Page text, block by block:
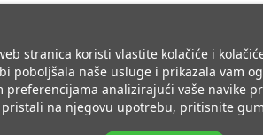
stranica koristi vlastite kolačiće i
poboljšala naše usluge i prikazala vam
preferencijama analizirajući vaše navike
na njegovu upotrebu, pritisnite